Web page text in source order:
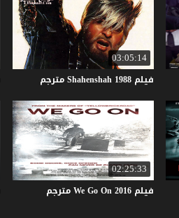
03:05:14
فيلم Shahenshah 1988 مترجم
02:25:33
فيلم WeGoOn2016 مترجم